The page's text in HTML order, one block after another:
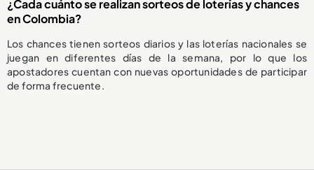
¿Cada cuánto se realizan sorteos de loterías y chances
en Colombia?
Los chances tienen sorteos diarios y las loterías nacionales se
juegan en diferentes días de la semana, por lo que los
apostadores cuentan con nuevas oportunidades de participar
de forma frecuente.